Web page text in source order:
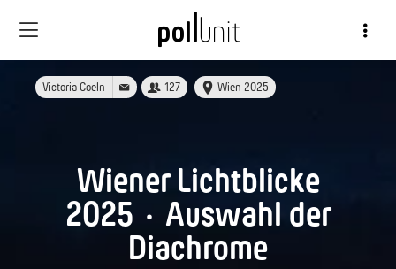
Victoria Coeln 127 Wien 2025
Wiener Lichtblicke
2025 · Auswahl der
Diachrome